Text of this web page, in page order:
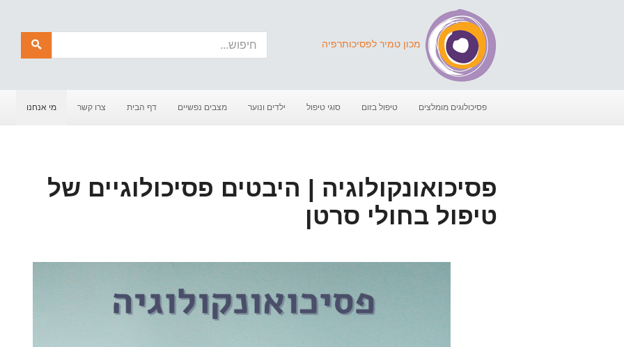
מכון טמיר לפסיכותרפיה
חיפוש
פסיכולוגים מומלצים טיפול בזום סוגי טיפול ילדים ונוער מצבים נפשיים דף הבית צרו קשר מי אנחנו
פסיכואונקולוגיה | היבטים פסיכולוגיים של
טיפול בחולי סרטן